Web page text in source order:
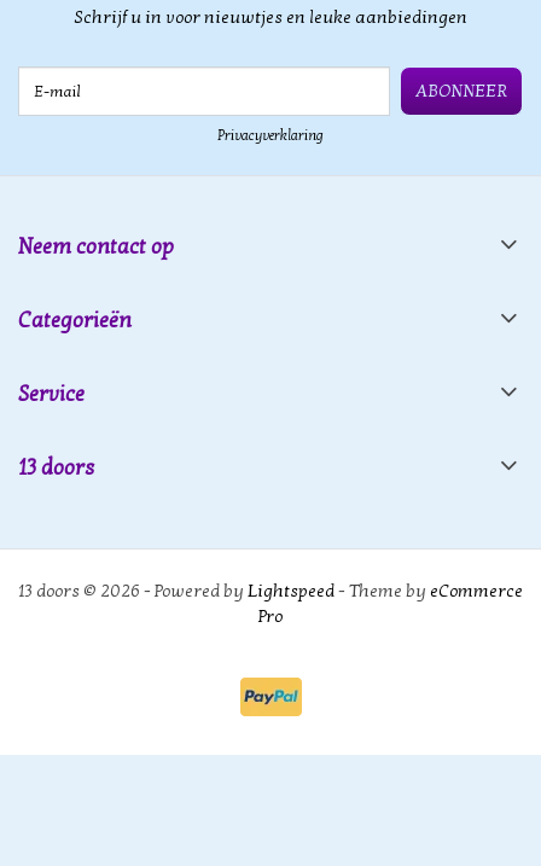
Schrijf u in voor nieuwtjes en leuke aanbiedingen
ABONNEER
Privacyverklaring
Neem contact op
Categorieën
Service
13 doors
13 doors © 2026 - Powered by Lightspeed- Theme by eCommerce
Pro